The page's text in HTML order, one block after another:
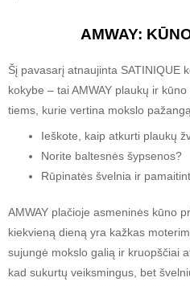
AMWAY:
Šį pavasarį atnaujinta SATINIQUE
kokybe – tai AMWAY plaukų ir
tiems, kurie vertina mokslo
Ieškote, kaip atkurti plaukų
Norite baltesnės šypsenos?
Rūpinatės švelnia ir
AMWAY plačioje asmeninės kūno
kiekvieną dieną yra kažkas
sujungė mokslo galią ir kruopščiai
kad sukurtų veiksmingus, bet